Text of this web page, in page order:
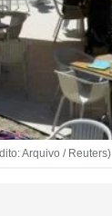
Arquivo / Reuters)